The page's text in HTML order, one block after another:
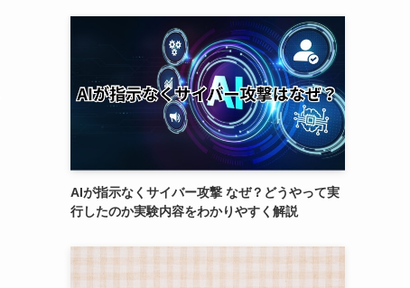
AIが指示なくサイバー攻撃 なぜ？どうやって実
行したのか実験内容をわかりやすく解説